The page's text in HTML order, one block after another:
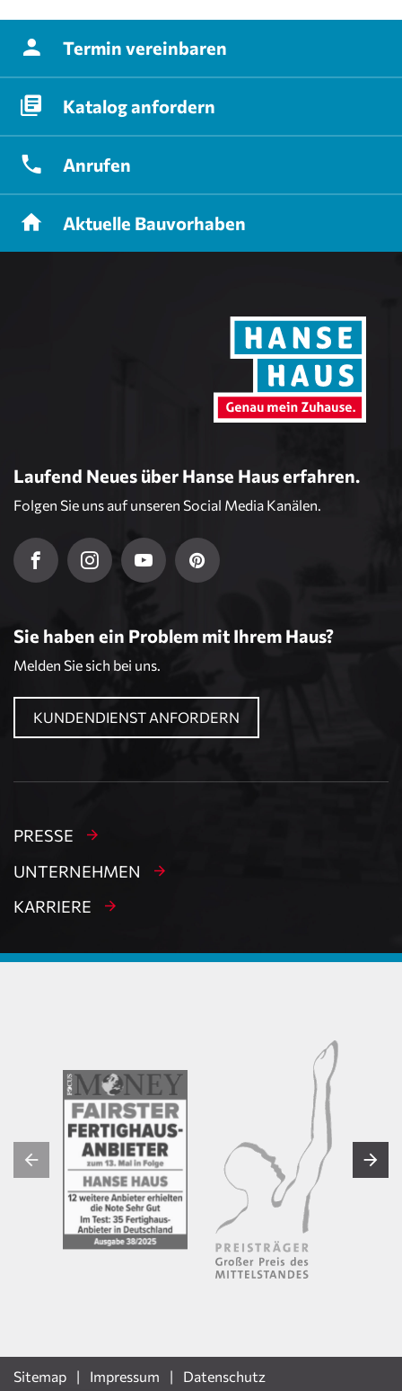
Termin vereinbaren
Kataloganfordern
Anrufen
Aktuelle Bauvorhaben
Laufend Neues über Hanse Haus erfahren.
Folgen Sie uns auf unseren Social Media Kanälen.
Sie haben ein Problem mit Ihrem Haus?
Melden Sie sich bei uns.
KUNDENDIENST ANFORDERN
PRESSE
UNTERNEHMEN
KARRIERE
Sitemap Impressum Datenschutz